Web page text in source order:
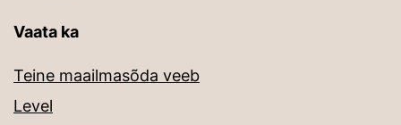
Vaata ka
Teine maailmasõda veeb
Level